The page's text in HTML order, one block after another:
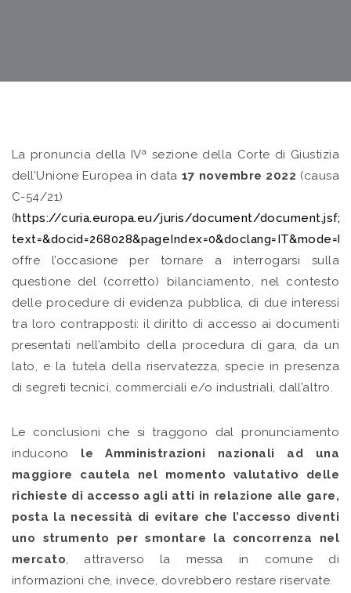
La pronuncia della IVª sezione della Corte di Giustizia
dell’Unione Europea in data 17 novembre 2022 (causa
C-54/21)
(https://curia.europa.eu/juris/document/
offre l’occasione per tornare a interrogarsi sulla
questione del (corretto) bilanciamento, nel contesto
delle procedure di evidenza pubblica, di due interessi
tra loro contrapposti: il diritto di accesso ai documenti
presentati nell’ambito della procedura di gara, da un
lato, e la tutela della riservatezza, specie in presenza
di segreti tecnici, commerciali e/o industriali, dall’altro.
Le conclusioni che si traggono dal pronunciamento
inducono le Amministrazioni nazionali ad una
maggiore cautela nel momento valutativo delle
richieste di accesso agli atti in relazione alle gare,
posta la necessità di evitare che l’accesso diventi
uno strumento per smontare la concorrenza nel
mercato, attraverso la messa in comune di
informazioni che, invece, dovrebbero restare riservate.